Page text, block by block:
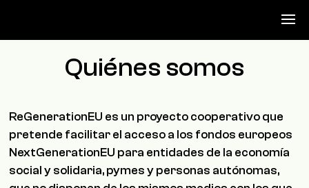
Quiénes somos
ReGenerationEU es un proyecto cooperativo que
pretende facilitar el acceso a los fondos europeos
NextGenerationEU para entidades de la economía
social y solidaria, pymes y personas autónomas,